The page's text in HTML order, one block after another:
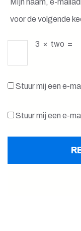
Mijn naam, e-
voor de volgende
3 × two =
Stuur mij een e-
Stuur mij een e-